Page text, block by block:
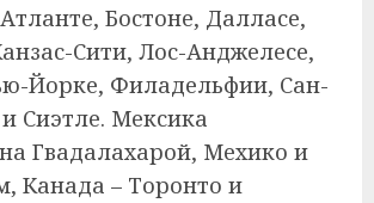
Атланте, Бостоне, Далласе,
Сити, Лос-Анджелесе,
Йорке, Филадельфии, Сан-
Сиэтле. Мексика
Гвадалахарой, Мехико и
Канада – Торонто и